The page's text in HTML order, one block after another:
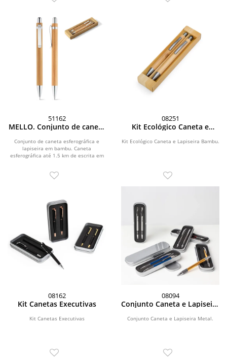
51162
MELLO. Conjunto de caneta
em azul e lapiseira, ambas
em bambu
Conjunto de caneta esferográfica e
lapiseira em bambu. Caneta
esferográfica até 1.5 km de escrita em
08251
Kit Ecológico Caneta e
Kit Ecológico Caneta e Lapiseira Bambu.
08162
Kit Canetas Executivas
Kit Canetas Executivas
08094
Conjunto Caneta e Lapiseira
Conjunto Caneta e Lapiseira Metal.